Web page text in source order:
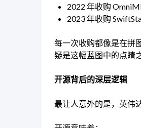
2022 年收购
2023 年收购
每一次收购都像是在拼
疑是这幅蓝图中的点睛
开源背后的深层逻辑
最让人意外的是，英伟